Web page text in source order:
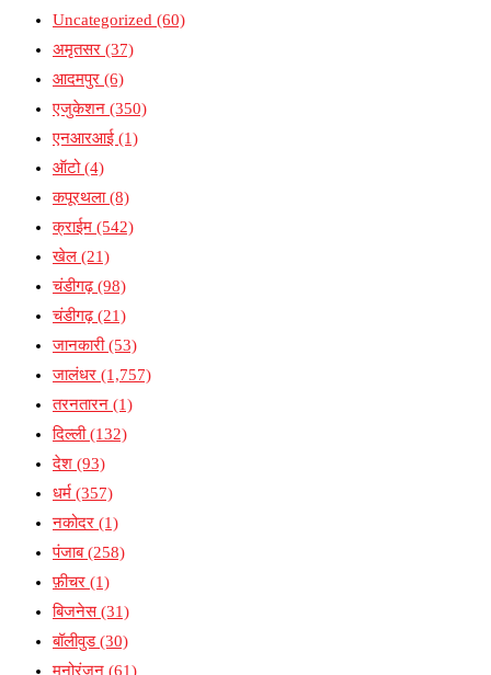
Uncategorized (60)
अमृतसर (37)
आदमपुर (6)
एजुकेशन (350)
एनआरआई (1)
ऑटो(4)
कपूरथला(8)
क्राईम (542)
खेल (21)
चंडीगढ़(98)
चंडीगढ़(21)
जानकारी(53)
जालंधर (1,757)
तरनतारन (1)
दिल्ली(132)
देश (93)
धर्म (357)
नकोदर (1)
पंजाब(258)
फ़ीचर (1)
बिजनेस(31)
बॉलीवुड(30)
मनोरंजन (61)